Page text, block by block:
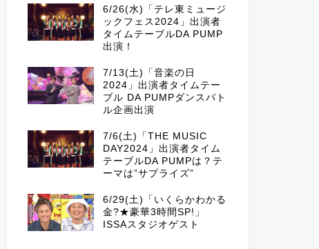
6/26(水)「テレ東ミュージ
ックフェス2024」出演者
タイムテーブルDA PUMP
出演！
7/13(土)「音楽の日
2024」出演者タイムテー
ブル DA PUMPダンスバト
ル企画出演
7/6(土)「THE MUSIC
DAY2024」出演者タイム
テーブルDA PUMPは？テ
ーマは”サプライズ”
6/29(土)「いくらかわかる
金?★豪華3時間SP!」
ISSAスタジオゲスト